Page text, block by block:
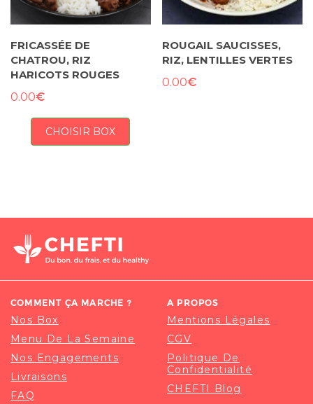
FRICASSÉE DE
CHATROU, RIZ
HARICOTS ROUGES
0.00€
CHOISIR BOX
ROUGAIL SAUCISSES,
RIZ, LENTILLES VERTES
0.00€
COMMENT ÇA MARCHE ?
Nos Box
Menu De La Semaine
Nos Engagements
Livraisons
FAQ
A PROPOS
Mentions Légales
CGV
Politique De
Confidentialité
CHEFTI Blog